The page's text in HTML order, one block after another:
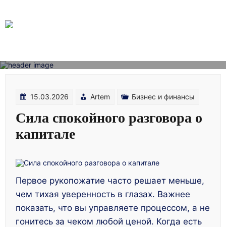
content
15.03.2026 Artem Бизнес и финансы
Сила спокойного разговора о
капитале
Первое рукопожатие часто решает меньше,
чем тихая уверенность в глазах. Важнее
показать, что вы управляете процессом, а не
гонитесь за чеком любой ценой. Когда есть